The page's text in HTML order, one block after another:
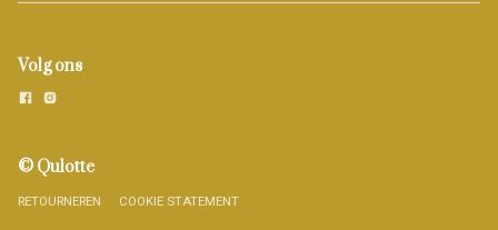
Volg ons
© Qulotte
RETOURNEREN COOKIE STATEMENT